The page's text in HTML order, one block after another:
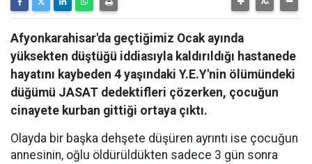
Afyonkarahisar'da geçtiğimiz Ocak ayında
yüksekten düştüğü iddiasıyla kaldırıldığı hastanede
hayatını kaybeden 4 yaşındaki Y.E.Y'nin ölümündeki
düğümü JASAT dedektifleri çözerken, çocuğun
cinayete kurban gittiği ortaya çıktı.
Olayda bir başka dehşete düşüren ayrıntı ise çocuğun
annesinin, oğlu öldürüldükten sadece 3 gün sonra